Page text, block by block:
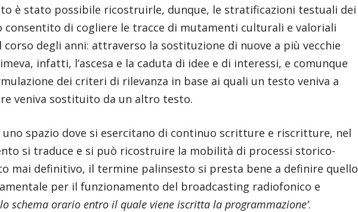
è stato possibile ricostruirle, dunque, le stratificazioni testuali dei
consentito di cogliere le tracce di mutamenti culturali e valoriali
corso degli anni: attraverso la sostituzione di nuove a più vecchie
infatti, l’ascesa e la caduta di idee e di interessi, e comunque
dei criteri di rilevanza in base ai quali un testo veniva a
veniva sostituito da un altro testo.
uno spazio dove si esercitano di continuo scritture e riscritture, nel
si traduce e si può ricostruire la mobilità di processi storico-
mai definitivo, il termine palinsesto si presta bene a definire quello
per il funzionamento del broadcasting radiofonico e
lo schema orario entro il quale viene iscritta la programmazione’.